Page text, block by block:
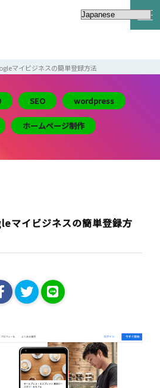
マイビジネスの簡単登録方法
SEO wordpress
ホームページ制作
マイビジネスの簡単登録方